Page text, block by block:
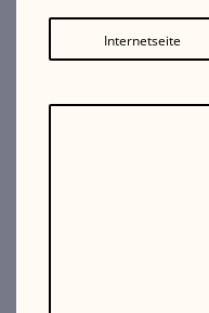
Internetseite